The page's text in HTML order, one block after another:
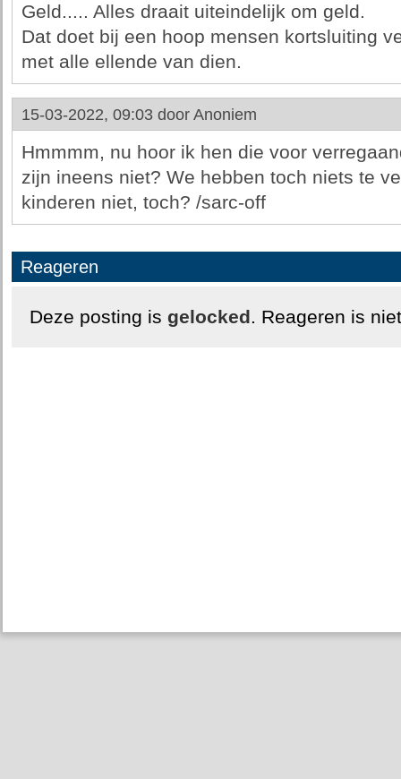
Geld..... Alles draait uiteindelijk om geld.
Dat doet bij een hoop mensen kortsluiting
met alle ellende van dien.
15-03-2022, 09:03 door Anoniem
Hmmmm, nu hoor ik hen die voor
zijn ineens niet? We hebben toch niets te
kinderen niet, toch? /sarc-off
Reageren
Deze posting is gelocked. Reageren is